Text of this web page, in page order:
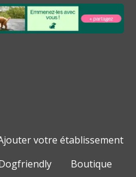
votre établissement
Boutique